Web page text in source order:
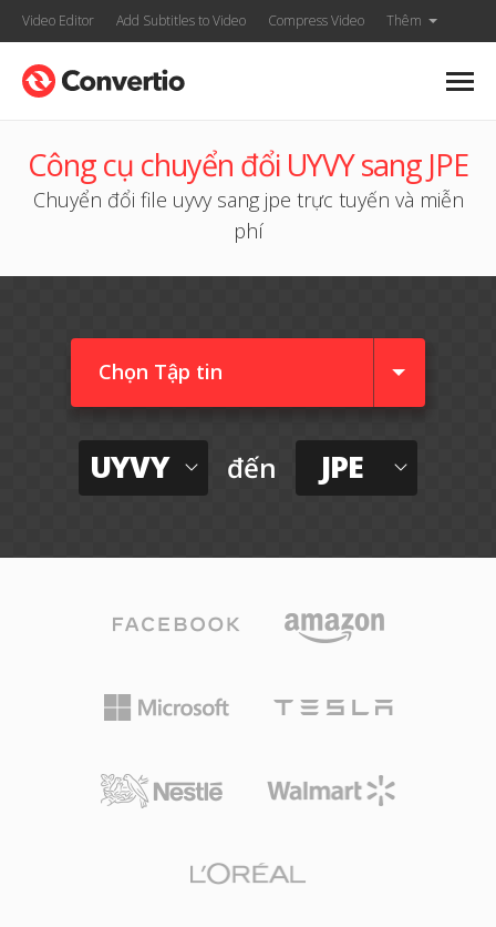
Video Editor Add Subtitles to Video Compress Video Thêm
Công cụ chuyển đổi UYVY sang JPE
Chuyển đổi file uyvy sang jpe trực tuyến và miễn
phí
Chọn Tập tin
UYVY đến JPE